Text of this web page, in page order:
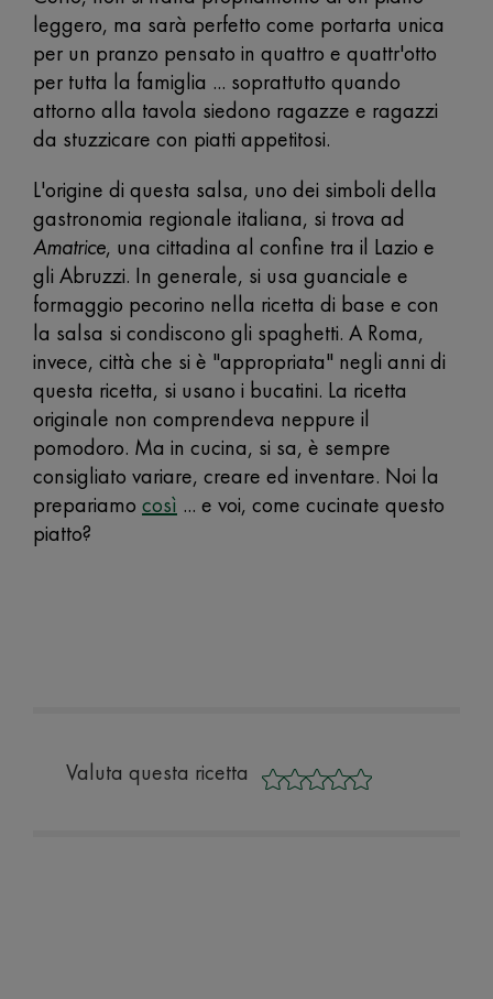
leggero, ma sarà perfetto come portarta unica
per un pranzo pensato in quattro e quattr'otto
per tutta la famiglia ... soprattutto quando
attorno alla tavola siedono ragazze e ragazzi
da stuzzicare con piatti appetitosi.
L'origine di questa salsa, uno dei simboli della
gastronomia regionale italiana, si trova ad
Amatrice, una cittadina al confine tra il Lazio e
gli Abruzzi. In generale, si usa guanciale e
formaggio pecorino nella ricetta di base e con
la salsa si condiscono gli spaghetti. A Roma,
invece, città che si è "appropriata" negli anni di
questa ricetta, si usano i bucatini. La ricetta
originale non comprendeva neppure il
pomodoro. Ma in cucina, si sa, è sempre
consigliato variare, creare ed inventare. Noi la
prepariamo così ... e voi, come cucinate questo
piatto?
Valuta questa ricetta